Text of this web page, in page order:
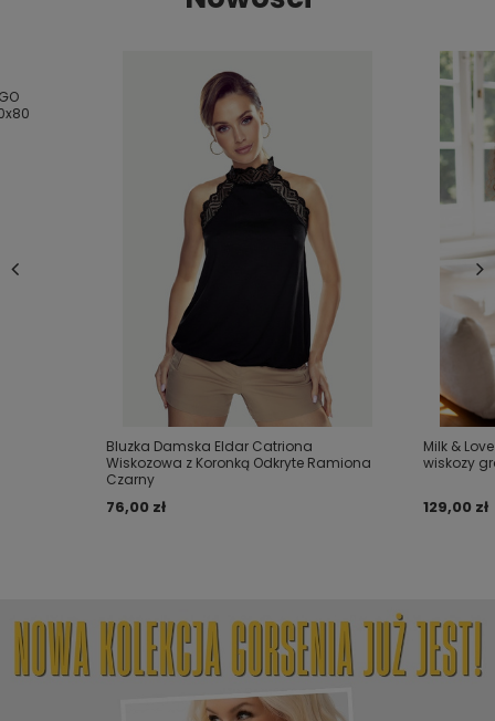
Bluzka Damska Eldar Catriona
Wiskozowa z Koronką Odkryte Ramiona
Czarny
76,00 zł
Milk &
wiskozy
129,00 zł